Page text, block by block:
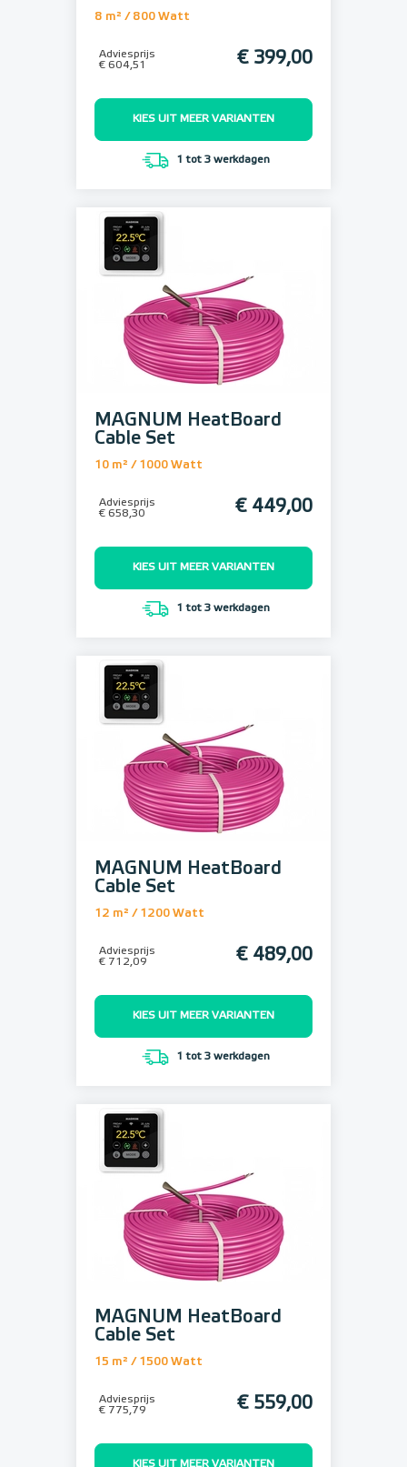
8 m² / 800 Watt
Adviesprijs
€ 604,51
€ 399,00
KIES UIT MEER VARIANTEN
1 tot 3 werkdagen
MAGNUM HeatBoard
Cable Set
10 m² / 1000 Watt
Adviesprijs
€ 658,30
€ 449,00
KIES UIT MEER VARIANTEN
1 tot 3 werkdagen
MAGNUM HeatBoard
Cable Set
12 m² / 1200 Watt
Adviesprijs
€ 712,09
€ 489,00
KIES UIT MEER VARIANTEN
1 tot 3 werkdagen
MAGNUM HeatBoard
Cable Set
15 m² / 1500 Watt
Adviesprijs
€ 775,79
€ 559,00
KIES UIT MEER VARIANTEN